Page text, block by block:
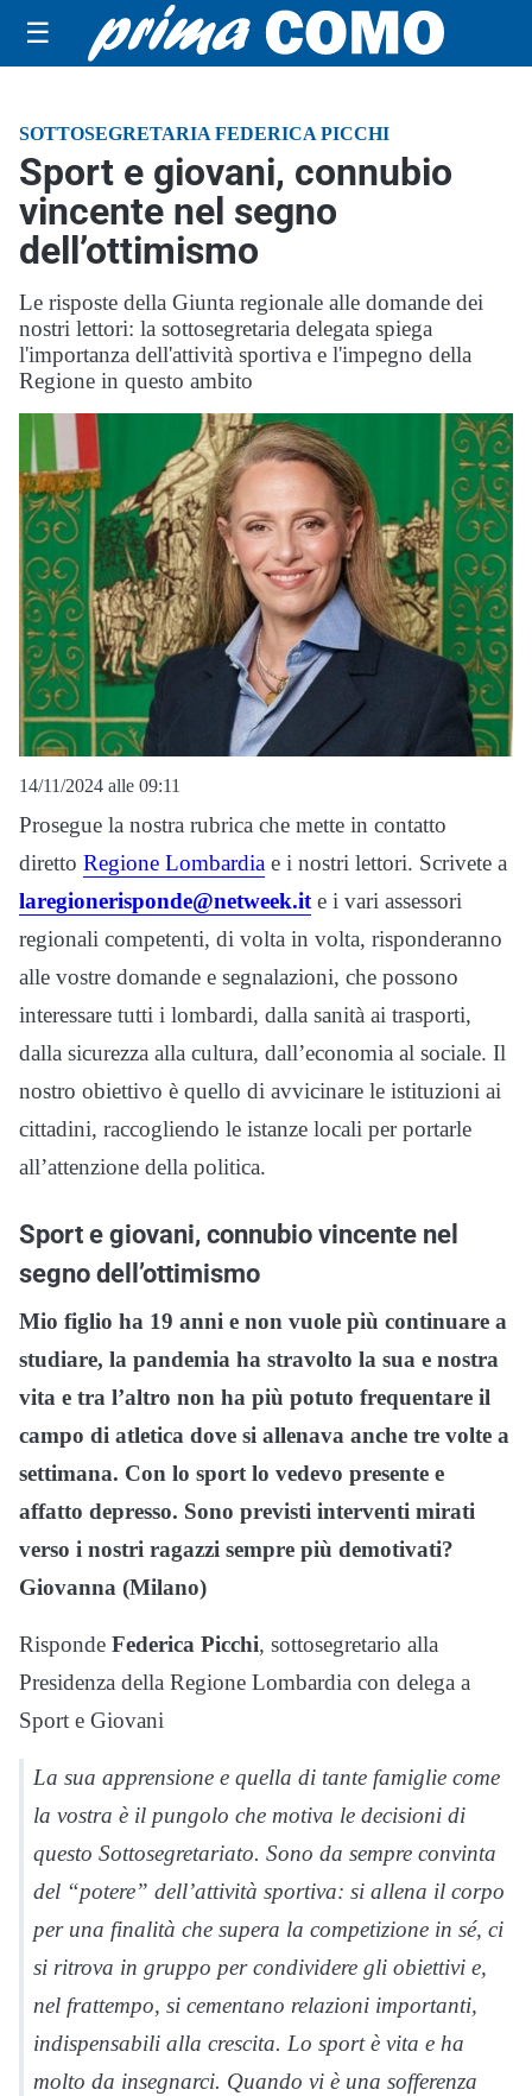
☰
SOTTOSEGRETARIA FEDERICA PICCHI
Sport e giovani, connubio
vincente nel segno
dell’ottimismo
Le risposte della Giunta regionale alle domande dei
nostri lettori: la sottosegretaria delegata spiega
l'importanza dell'attività sportiva e l'impegno della
Regione in questo ambito
14/11/2024 alle 09:11
Prosegue la nostra rubrica che mette in contatto
diretto Regione Lombardia e i nostri lettori. Scrivete a
laregionerisponde@netweek.it e i vari assessori
regionali competenti, di volta in volta, risponderanno
alle vostre domande e segnalazioni, che possono
interessare tutti i lombardi, dalla sanità ai trasporti,
dalla sicurezza alla cultura, dall’economia al sociale. Il
nostro obiettivo è quello di avvicinare le istituzioni ai
cittadini, raccogliendo le istanze locali per portarle
all’attenzione della politica.
Sport e giovani, connubio vincente nel
segno dell’ottimismo
Mio figlio ha 19 anni e non vuole più continuare a
studiare, la pandemia ha stravolto la sua e nostra
vita e tra l’altro non ha più potuto frequentare il
campo di atletica dove si allenava anche tre volte a
settimana. Con lo sport lo vedevo presente e
affatto depresso. Sono previsti interventi mirati
verso i nostri ragazzi sempre più demotivati?
Giovanna (Milano)
Risponde Federica Picchi, sottosegretario alla
Presidenza della Regione Lombardia con delega a
Sport e Giovani
La sua apprensione e quella di tante famiglie come
la vostra è il pungolo che motiva le decisioni di
questo Sottosegretariato. Sono da sempre convinta
del “potere” dell’attività sportiva: si allena il corpo
per una finalità che supera la competizione in sé, ci
si ritrova in gruppo per condividere gli obiettivi e,
nel frattempo, si cementano relazioni importanti,
indispensabili alla crescita. Lo sport è vita e ha
molto da insegnarci. Quando vi è una sofferenza